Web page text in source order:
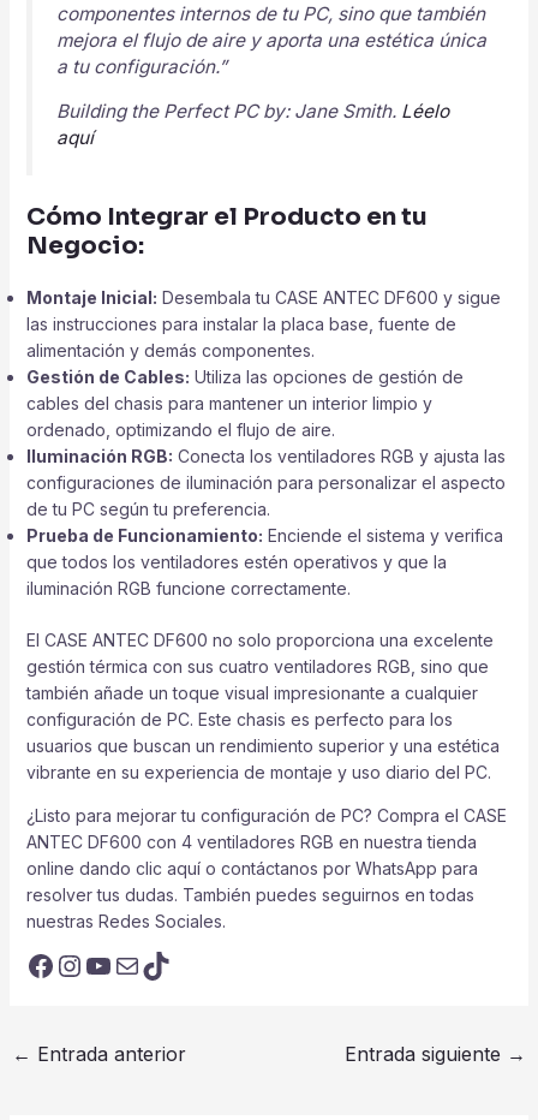
componentes internos de tu PC, sino que también
mejora el flujo de aire y aporta una estética única
a tu configuración.”
Building the Perfect PC by: Jane Smith. Léelo
aquí
Cómo Integrar el Producto en tu
Negocio:
Montaje Inicial: Desembala tu CASE ANTEC DF600 y sigue
las instrucciones para instalar la placa base, fuente de
alimentación y demás componentes.
Gestión de Cables: Utiliza las opciones de gestión de
cables del chasis para mantener un interior limpio y
ordenado, optimizando el flujo de aire.
Iluminación RGB: Conecta los ventiladores RGB y ajusta las
configuraciones de iluminación para personalizar el aspecto
de tu PC según tu preferencia.
Prueba de Funcionamiento: Enciende el sistema y verifica
que todos los ventiladores estén operativos y que la
iluminación RGB funcione correctamente.
El CASE ANTEC DF600 no solo proporciona una excelente
gestión térmica con sus cuatro ventiladores RGB, sino que
también añade un toque visual impresionante a cualquier
configuración de PC. Este chasis es perfecto para los
usuarios que buscan un rendimiento superior y una estética
vibrante en su experiencia de montaje y uso diario del PC.
¿Listo para mejorar tu configuración de PC? Compra el CASE
ANTEC DF600 con 4 ventiladores RGB en nuestra tienda
online dando clic aquí o contáctanos por WhatsApp para
resolver tus dudas. También puedes seguirnos en todas
nuestras Redes Sociales.
Facebook
Instagram
YouTube
Correo electrónico
TikTok
Navegación
← Entrada anterior Entrada siguiente →